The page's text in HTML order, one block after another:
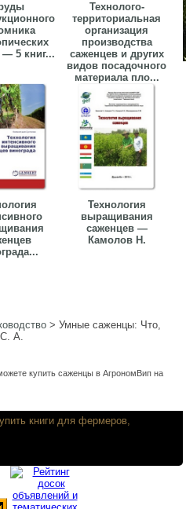
— 5 книг...
Технолого-
территориальная
организация
производства
саженцев и других
видов посадочного
материала пло...
Технология
выращивания
саженцев —
Камолов Н.
>Умные саженцы: Что,
С. А.
купить саженцы вАгрономВип на
книги для фермеров,